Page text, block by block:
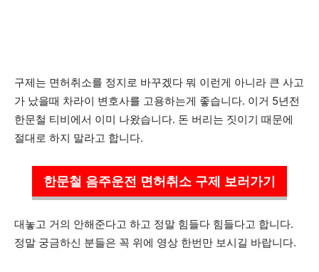
구제는 면허취소를 정지로 바꾸겠다 뭐 이런게 아니라 큰 사고
가 났을때 차라이 변호사를 고용하는게 좋습니다. 이거 5년전
한문철 티비에서 이미 나왔습니다. 돈 버리는 짓이기 때문에
절대로 하지 말라고 합니다.
한문철 음주운전 면허취소 구제 보러가기
대놓고 거의 안해준다고 하고 정말 힘들다 힘들다고 합니다.
정말 궁금하신 분들은 꼭 위에 영상 한번만 보시길 바랍니다.